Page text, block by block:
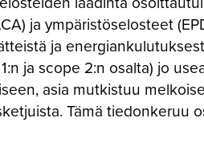
ja ympäristöselosteet
ja
ja scope 2:n osalta) jo
asia mutkistuu
Tämä